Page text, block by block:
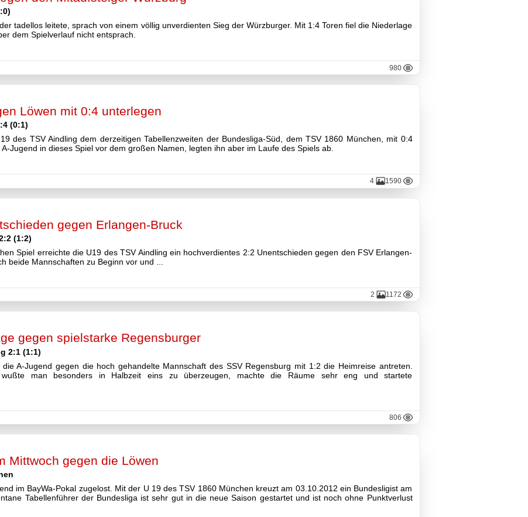
tadellos leitete, sprach von einem völlig unverdienten Sieg der Würzburger. Mit 1:4 Toren fiel die Niederlage
dem Spielverlauf nicht entsprach.
980
Löwen mit 0:4 unterlegen
(0:1)
des TSV Aindling dem derzeitigen Tabellenzweiten der Bundesliga-Süd, dem TSV 1860 München, mit 0:4
Jugend in dieses Spiel vor dem großen Namen, legten ihn aber im Laufe des Spiels ab.
4 1590
gegen Erlangen-Bruck
(1:2)
Spiel erreichte die U19 des TSV Aindling ein hochverdientes 2:2 Unentschieden gegen den FSV Erlangen-
beide Mannschaften zu Beginn vor und ...
2 1172
gegen spielstarke Regensburger
2:1 (1:1)
A-Jugend gegen die hoch gehandelte Mannschaft des SSV Regensburg mit 1:2 die Heimreise antreten.
wußte man besonders in Halbzeit eins zu überzeugen, machte die Räume sehr eng und startete
806
Mittwoch gegen die Löwen
im BayWa-Pokal zugelost. Mit der U 19 des TSV 1860 München kreuzt am 03.10.2012 ein Bundesligist am
Tabellenführer der Bundesliga ist sehr gut in die neue Saison gestartet und ist noch ohne Punktverlust